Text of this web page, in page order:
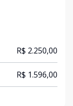
R$ 2.250,00
R$ 1.596,00